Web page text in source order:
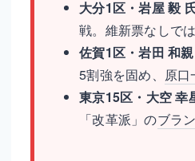
大分1区・岩屋 毅
戦。維新票なしで
佐賀1区・岩田 和親
5割強を固め、 原口
東京15区・大空 幸
「改革派」のブラ